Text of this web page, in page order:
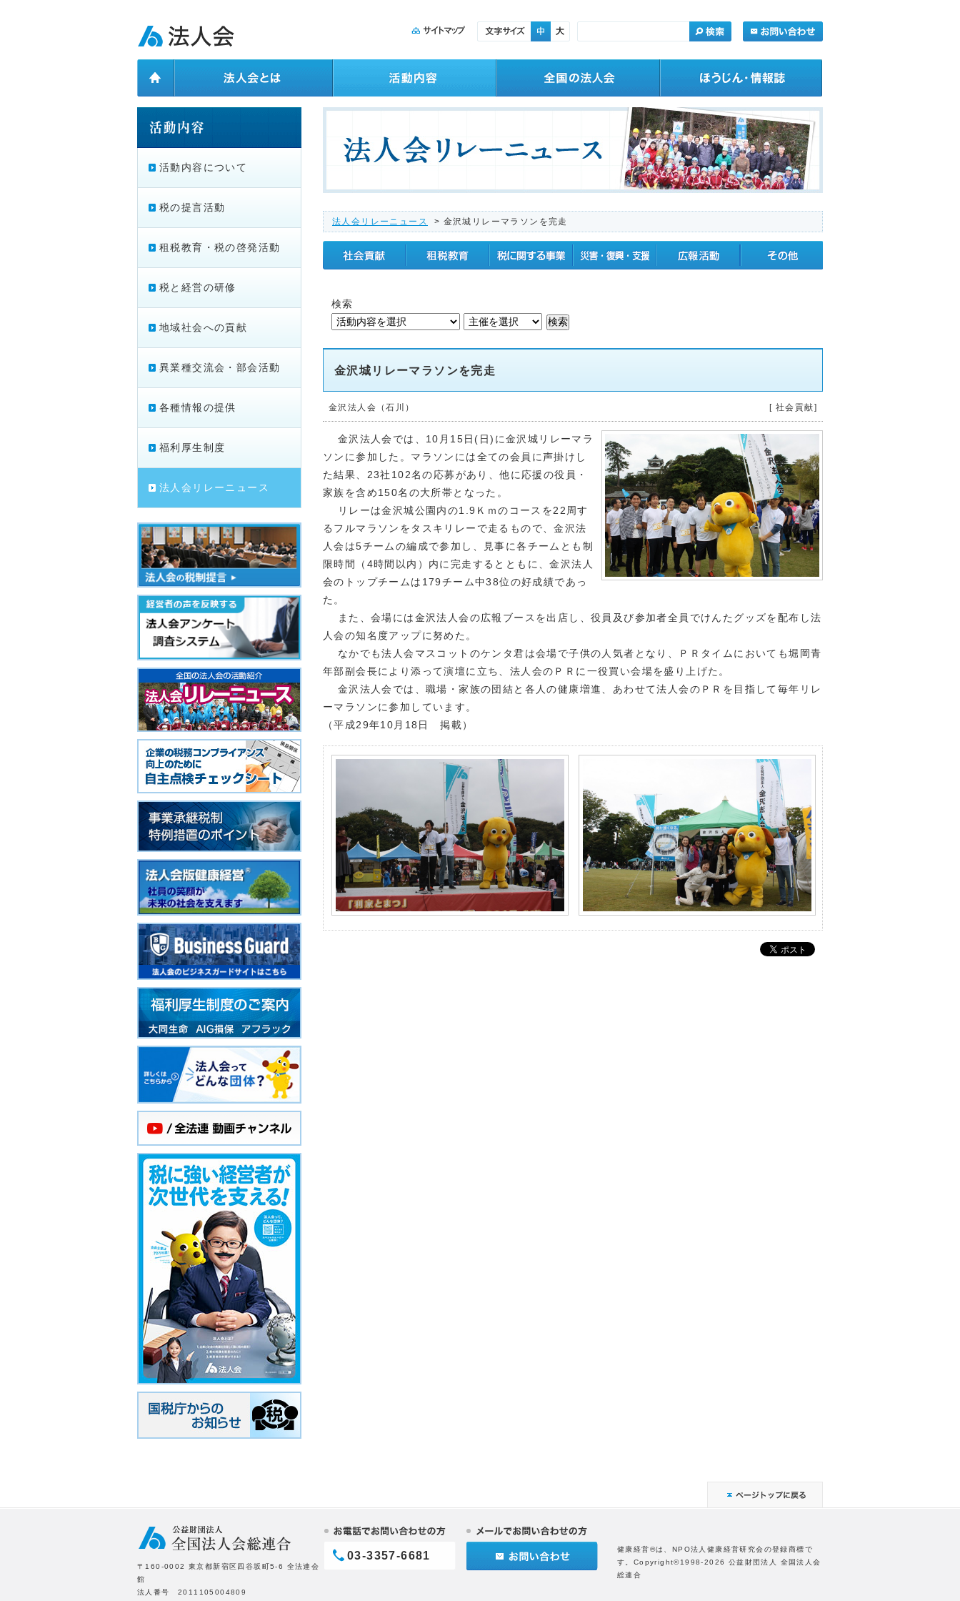
法人会リレーニュース > 金沢城リレーマラソンを完走
社会貢献 租税教育 税に関する事業 震災復興支援・応援広報活動 その他
検索
金沢城リレーマラソンを完走
金沢法人会（石川） [ 社会貢献]
金沢法人会では、10月15日(日)に金沢城リレーマラ
ソンに参加した。マラソンには全ての会員に声掛けし
た結果、23社102名の応募があり、他に応援の役員・
家族を含め150名の大所帯となった。
リレーは金沢城公園内の1.9Ｋｍのコースを22周す
るフルマラソンをタスキリレーで走るもので、金沢法
人会は5チームの編成で参加し、見事に各チームとも制
限時間（4時間以内）内に完走するとともに、金沢法人
会のトップチームは179チーム中38位の好成績であっ
た。
また、会場には金沢法人会の広報ブースを出店し、役員及び参加者全員でけんたグッズを配布し法
人会の知名度アップに努めた。
なかでも法人会マスコットのケンタ君は会場で子供の人気者となり、ＰＲタイムにおいても堀岡青
年部副会長により添って演壇に立ち、法人会のＰＲに一役買い会場を盛り上げた。
金沢法人会では、職場・家族の団結と各人の健康増進、あわせて法人会のＰＲを目指して毎年リレ
ーマラソンに参加しています。
（平成29年10月18日 掲載）
活動内容について
税の提言活動
租税教育・税の啓発活動
税と経営の研修
地域社会への貢献
異業種交流会・部会活動
各種情報の提供
福利厚生制度
法人会リレーニュース
〒160-0002 東京都新宿区四谷坂町5-6 全法連会
館
法人番号 2011105004809
03-3357-6681
健康経営®は、NPO法人健康経営研究会の登録商標で
す。Copyright©1998-2026 公益財団法人 全国法人会
総連合